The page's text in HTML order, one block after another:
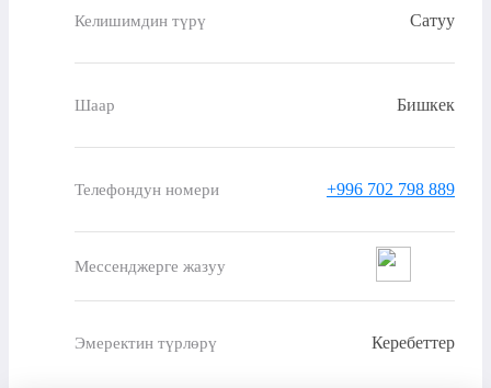
Келишимдин түрү Сатуу
Шаар Бишкек
Телефондун номери +996 702 798 889
Мессенджерге жазуу
Эмеректин түрлөрү Керебеттер